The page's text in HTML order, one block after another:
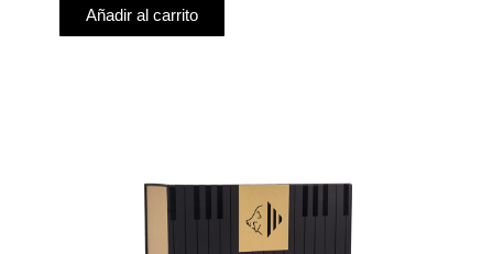
Añadir al carrito